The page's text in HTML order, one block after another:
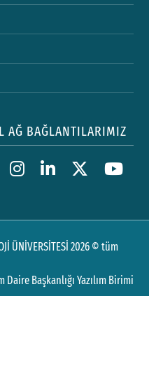
AĞ BAĞLANTILARIMIZ
ÜNİVERSİTESİ 2026 © tüm
Daire Başkanlığı Yazılım Birimi